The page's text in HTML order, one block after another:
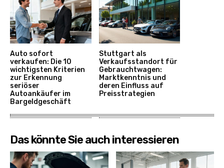
Auto sofort
verkaufen: Die 10
wichtigsten Kriterien
zur Erkennung
seriöser
Autoankäufer im
Bargeldgeschäft
Stuttgart als
Verkaufsstandort für
Gebrauchtwagen:
Marktkenntnis und
deren Einfluss auf
Preisstrategien
Das könnte Sie auch interessieren